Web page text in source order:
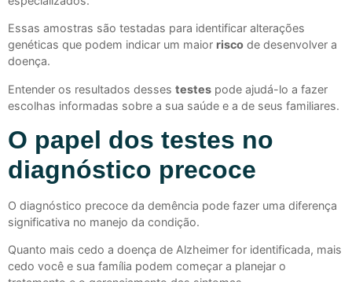
Essas amostras são testadas para identificar alterações
genéticas que podem indicar um maior risco de desenvolver a
doença.
Entender os resultados desses testes pode ajudá-lo a fazer
escolhas informadas sobre a sua saúde e a de seus familiares.
O papel dos testes no
diagnóstico precoce
O diagnóstico precoce da demência pode fazer uma diferença
significativa no manejo da condição.
Quanto mais cedo a doença de Alzheimer for identificada, mais
cedo você e sua família podem começar a planejar o